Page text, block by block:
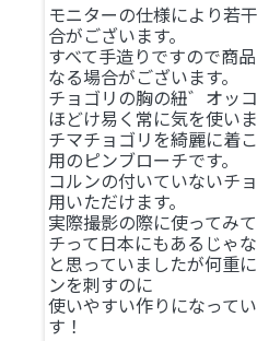
モニターの仕様により若
合がございます。
すべて手造りですので商
なる場合がございます。
チョゴリの胸の紐゛オッ
ほどけ易く常に気を使いま
チマチョゴリを綺麗に着
用のピンブローチです。
コルンの付いていないチ
用いただけます。
実際撮影の際に使ってみ
チって日本にもあるじゃな
と思っていましたが何重
ンを刺すのに
使いやすい作りになって
す！